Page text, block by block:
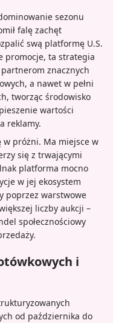
sezonu
falę zachęt
swą platformę U.S.
promocje, ta strategia
znacznych
a nawet w pełni
tworząc środowisko
wartości
reklamy.
w próżni. Ma miejsce w
się z trwającymi
platforma mocno
w jej ekosystem
poprzez warstwowe
liczby aukcji –
społecznościowy
i
od października do